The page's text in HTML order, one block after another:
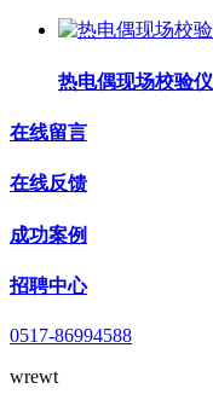
热电偶现场校验仪
在线留言
在线反馈
成功案例
招聘中心
0517-86994588
wrewt